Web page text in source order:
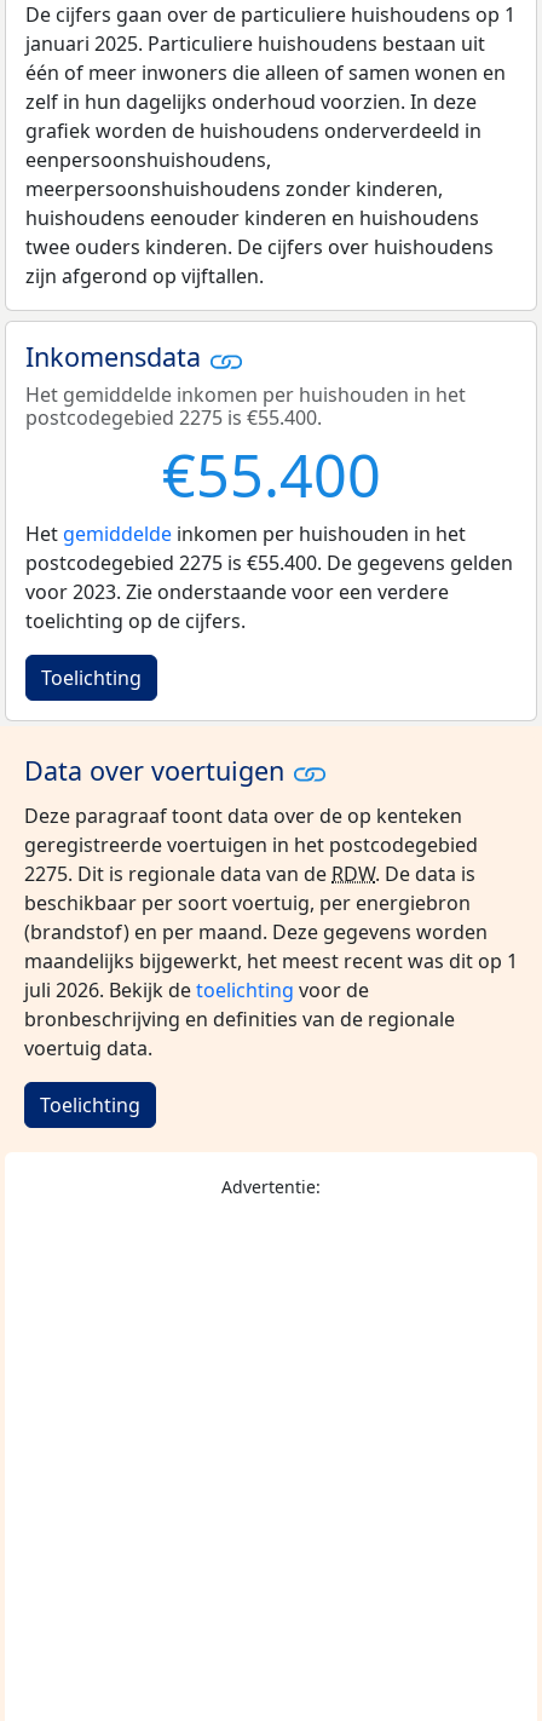
De cijfers gaan over de particuliere huishoudens op 1
januari 2025. Particuliere huishoudens bestaan uit
één of meer inwoners die alleen of samen wonen en
zelf in hun dagelijks onderhoud voorzien. In deze
grafiek worden de huishoudens onderverdeeld in
eenpersoonshuishoudens,
meerpersoonshuishoudens zonder kinderen,
huishoudens eenouder kinderen en huishoudens
twee ouders kinderen. De cijfers over huishoudens
zijn afgerond op vijftallen.
Inkomensdata
Het gemiddelde inkomen per huishouden in het
postcodegebied 2275 is €55.400.
€55.400
Het gemiddelde inkomen per huishouden in het
postcodegebied 2275 is €55.400. De gegevens gelden
voor 2023. Zie onderstaande voor een verdere
toelichting op de cijfers.
Toelichting
Data over voertuigen
Deze paragraaf toont data over de op kenteken
geregistreerde voertuigen in het postcodegebied
2275. Dit is regionale data van de RDW. De data is
beschikbaar per soort voertuig, per energiebron
(brandstof) en per maand. Deze gegevens worden
maandelijks bijgewerkt, het meest recent was dit op 1
juli 2026. Bekijk detoelichting voor de
bronbeschrijving en definities van de regionale
voertuig data.
Toelichting
Advertentie: